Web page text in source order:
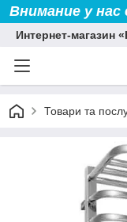
Внимание у
Интернет-магазин
Товари та